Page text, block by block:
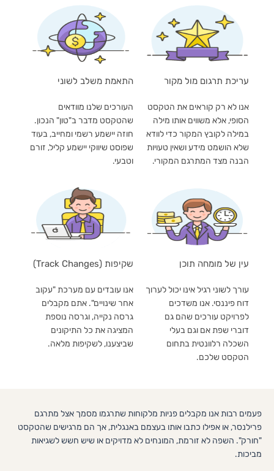
עריכת תרגום מול מקור
אנו לא רק קוראים את הטקסט
הסופי, אלא משווים אותו מילה
במילה לקובץ המקור כדי לוודא
שלא הושמט מידע ושאין טעויות
הבנה מצד המתרגם המקורי.
התאמת משלב לשוני
העורכים שלנו מוודאים
שהטקסט מדבר ב"טון" הנכון.
חוזה יישמע רשמי ומחייב, בעוד
שפוסט שיווקי יישמע קליל, זורם
וטבעי.
עין של מומחה תוכן
עורך לשוני רגיל אינו יכול לערוך
דוח פיננסי. אנו משדכים
לפרויקט עורכים שהם גם
דוברי שפת אם וגם בעלי
השכלה רלוונטית בתחום
הטקסט שלכם.
שקיפות (Track Changes)
אנו עובדים עם מערכת "עקוב
אחר שינויים". אתם מקבלים
גרסה נקייה, וגרסה נוספת
המציגה את כל התיקונים
שביצענו, לשקיפות מלאה.
פעמים רבות אנו מקבלים פניות מלקוחות שתרגמו מסמך אצל מתרגם
פרילנסר, או אפילו כתבו אותו בעצמם באנגלית, אך הם מרגישים שהטקסט
"חורק". השפה לא זורמת, המונחים לא מדויקים או שיש חשש לשגיאות
מביכות.